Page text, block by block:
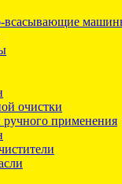
всасывающие
очистки
применения